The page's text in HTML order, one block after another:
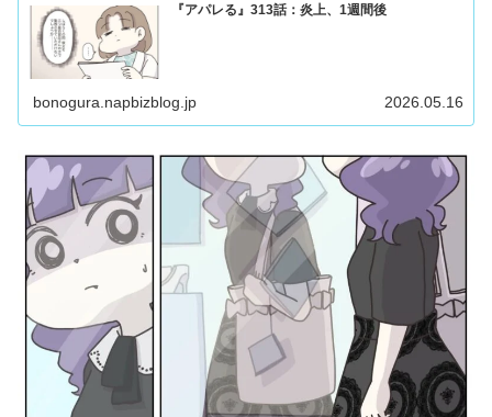
『アパレる』313話：炎上、1週間後
bonogura.napbizblog.jp 2026.05.16